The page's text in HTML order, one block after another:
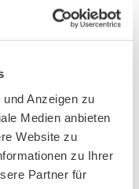
Anzeigen zu
Medien anbieten
Website zu
zu Ihrer
Partner für